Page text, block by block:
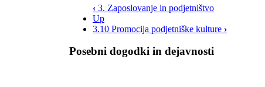
‹ 3. Zaposlovanje in podjetništvo
Up
3.10 Promocija podjetniške kulture ›
Posebni dogodki in dejavnosti